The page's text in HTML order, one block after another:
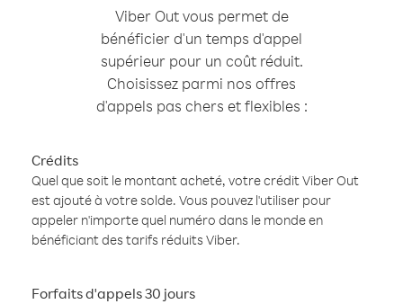
Viber Out vous permet de
bénéficier d'un temps d'appel
supérieur pour un coût réduit.
Choisissez parmi nos offres
d'appels pas chers et flexibles :
Crédits
Quel que soit le montant acheté, votre crédit Viber Out
est ajouté à votre solde. Vous pouvez l'utiliser pour
appeler n'importe quel numéro dans le monde en
bénéficiant des tarifs réduits Viber.
Forfaits d'appels 30 jours